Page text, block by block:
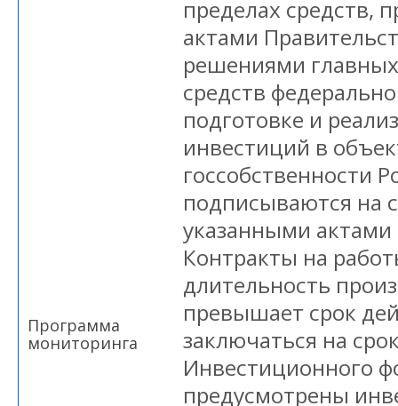
Программа
мониторинга
пределах средств,
актами
решениями
средств
подготовке и
инвестиций в
госсобственности
подписываются на
указанными
Контракты на
длительность
превышает срок
заключаться на
Инвестиционного
предусмотрены